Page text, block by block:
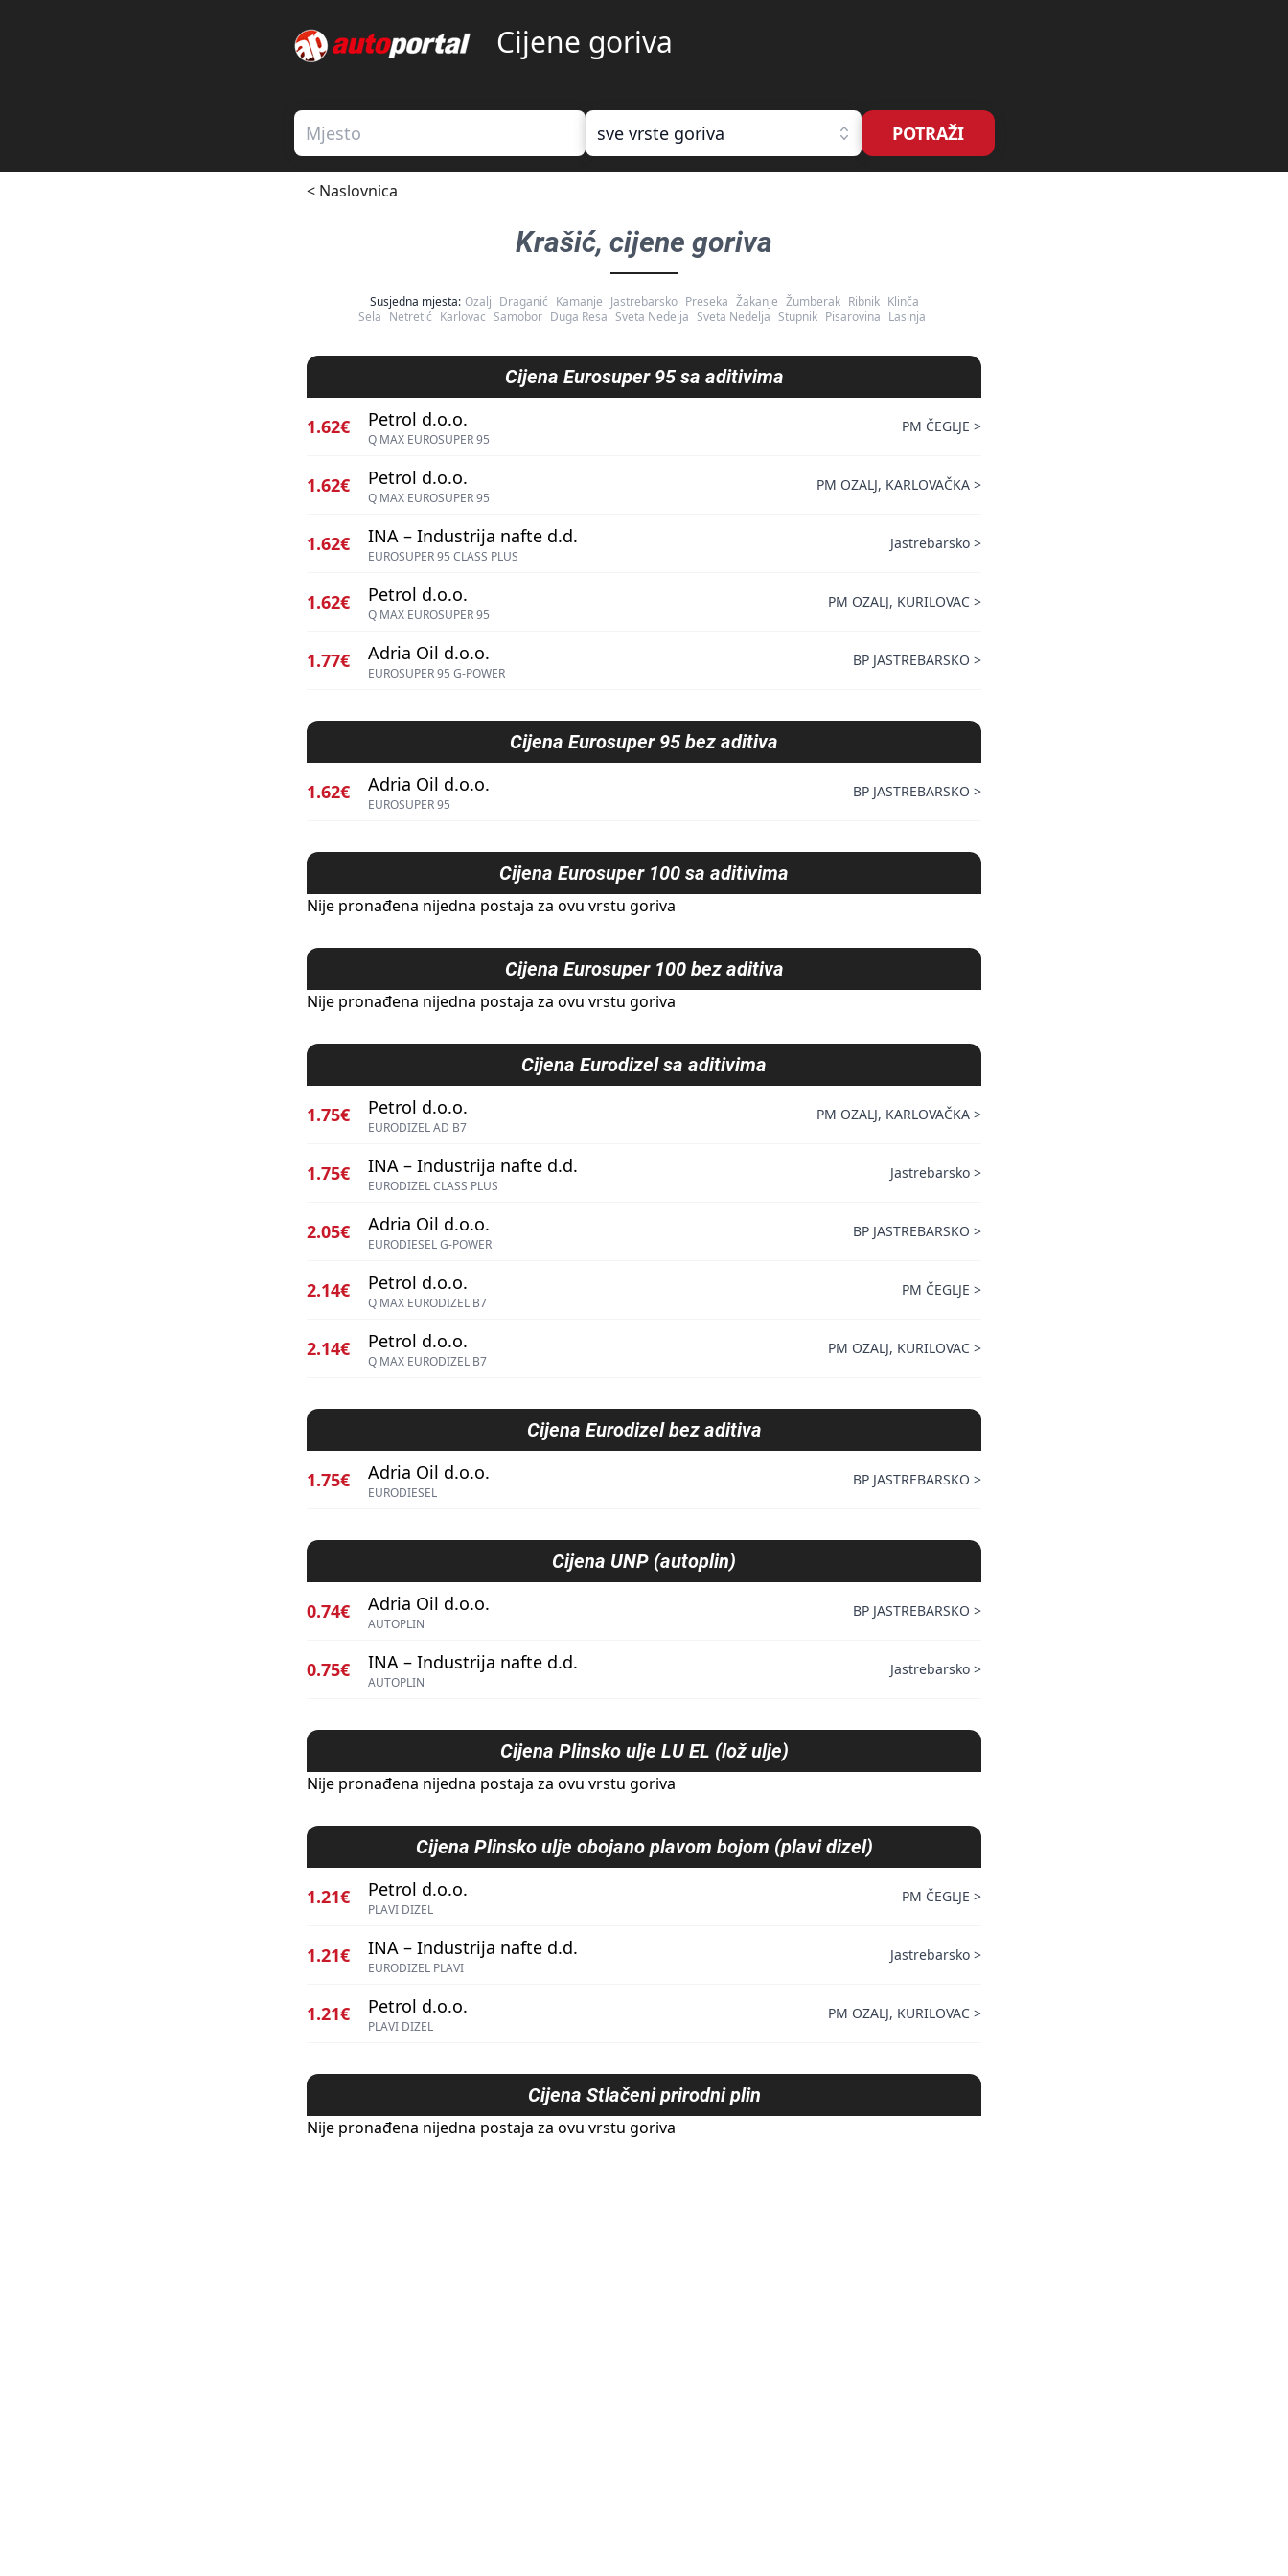
Cijene goriva
sve vrste goriva POTRAŽI
< Naslovnica
Krašić, cijene goriva
Susjedna mjesta: Ozalj Draganić Kamanje Jastrebarsko Preseka Žakanje Žumberak Ribnik Klinča
Sela Netretić Karlovac Samobor Duga Resa Sveta Nedelja Sveta Nedelja Stupnik Pisarovina Lasinja
Cijena Eurosuper 95 sa aditivima
1.62€ Petrol d.o.o.
Q MAX EUROSUPER 95
PM ČEGLJE >
1.62€ Petrol d.o.o.
Q MAX EUROSUPER 95
PM OZALJ, KARLOVAČKA >
1.62€ INA – Industrija nafte d.d.
EUROSUPER 95 CLASS PLUS
Jastrebarsko >
1.62€ Petrol d.o.o.
Q MAX EUROSUPER 95
PM OZALJ, KURILOVAC >
1.77€ Adria Oil d.o.o.
EUROSUPER 95 G-POWER
BP JASTREBARSKO >
Cijena Eurosuper 95 bez aditiva
1.62€ Adria Oil d.o.o.
EUROSUPER 95
BP JASTREBARSKO >
Cijena Eurosuper 100 sa aditivima
Nije pronađena nijedna postaja za ovu vrstu goriva
Cijena Eurosuper 100 bez aditiva
Nije pronađena nijedna postaja za ovu vrstu goriva
Cijena Eurodizel sa aditivima
1.75€ Petrol d.o.o.
EURODIZEL AD B7
PM OZALJ, KARLOVAČKA >
1.75€ INA – Industrija nafte d.d.
EURODIZEL CLASS PLUS
Jastrebarsko >
2.05€ Adria Oil d.o.o.
EURODIESEL G-POWER
BP JASTREBARSKO >
2.14€ Petrol d.o.o.
Q MAX EURODIZEL B7
PM ČEGLJE >
2.14€ Petrol d.o.o.
Q MAX EURODIZEL B7
PM OZALJ, KURILOVAC >
Cijena Eurodizel bez aditiva
1.75€ Adria Oil d.o.o.
EURODIESEL
BP JASTREBARSKO >
Cijena UNP (autoplin)
0.74€ Adria Oil d.o.o.
AUTOPLIN
BP JASTREBARSKO >
0.75€ INA – Industrija nafte d.d.
AUTOPLIN
Jastrebarsko >
Cijena Plinsko ulje LU EL (lož ulje)
Nije pronađena nijedna postaja za ovu vrstu goriva
Cijena Plinsko ulje obojano plavom bojom (plavi dizel)
1.21€ Petrol d.o.o.
PLAVI DIZEL
PM ČEGLJE >
1.21€ INA – Industrija nafte d.d.
EURODIZEL PLAVI
Jastrebarsko >
1.21€ Petrol d.o.o.
PLAVI DIZEL
PM OZALJ, KURILOVAC >
Cijena Stlačeni prirodni plin
Nije pronađena nijedna postaja za ovu vrstu goriva